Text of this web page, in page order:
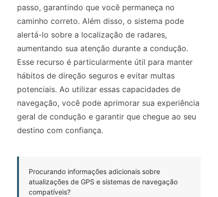
passo, garantindo que você permaneça no
caminho correto. Além disso, o sistema pode
alertá-lo sobre a localização de radares,
aumentando sua atenção durante a condução.
Esse recurso é particularmente útil para manter
hábitos de direção seguros e evitar multas
potenciais. Ao utilizar essas capacidades de
navegação, você pode aprimorar sua experiência
geral de condução e garantir que chegue ao seu
destino com confiança.
Procurando informações adicionais sobre
atualizações de GPS e sistemas de navegação
compatíveis?